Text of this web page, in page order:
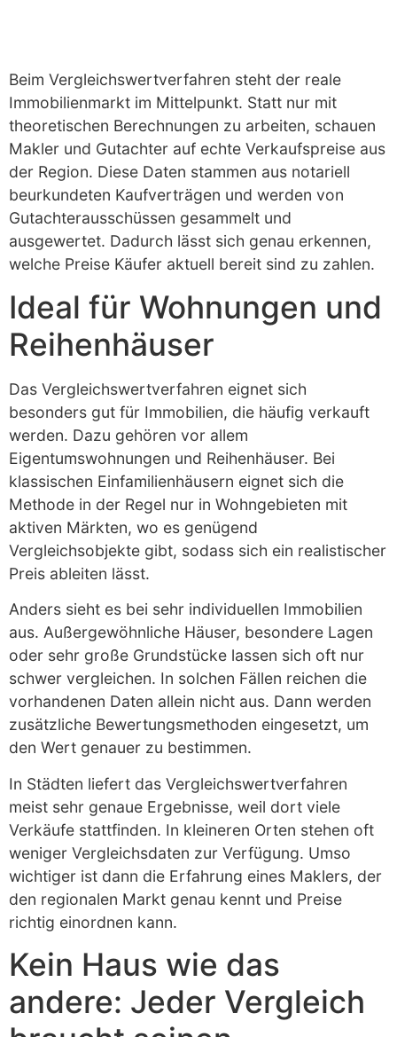
Beim Vergleichswertverfahren steht der reale
Immobilienmarkt im Mittelpunkt. Statt nur mit
theoretischen Berechnungen zu arbeiten, schauen
Makler und Gutachter auf echte Verkaufspreise aus
der Region. Diese Daten stammen aus notariell
beurkundeten Kaufverträgen und werden von
Gutachterausschüssen gesammelt und
ausgewertet. Dadurch lässt sich genau erkennen,
welche Preise Käufer aktuell bereit sind zu zahlen.
Ideal für Wohnungen und
Reihenhäuser
Das Vergleichswertverfahren eignet sich
besonders gut für Immobilien, die häufig verkauft
werden. Dazu gehören vor allem
Eigentumswohnungen und Reihenhäuser. Bei
klassischen Einfamilienhäusern eignet sich die
Methode in der Regel nur in Wohngebieten mit
aktiven Märkten, wo es genügend
Vergleichsobjekte gibt, sodass sich ein realistischer
Preis ableiten lässt.
Anders sieht es bei sehr individuellen Immobilien
aus. Außergewöhnliche Häuser, besondere Lagen
oder sehr große Grundstücke lassen sich oft nur
schwer vergleichen. In solchen Fällen reichen die
vorhandenen Daten allein nicht aus. Dann werden
zusätzliche Bewertungsmethoden eingesetzt, um
den Wert genauer zu bestimmen.
In Städten liefert das Vergleichswertverfahren
meist sehr genaue Ergebnisse, weil dort viele
Verkäufe stattfinden. In kleineren Orten stehen oft
weniger Vergleichsdaten zur Verfügung. Umso
wichtiger ist dann die Erfahrung eines Maklers, der
den regionalen Markt genau kennt und Preise
richtig einordnen kann.
Kein Haus wie das
andere: Jeder Vergleich